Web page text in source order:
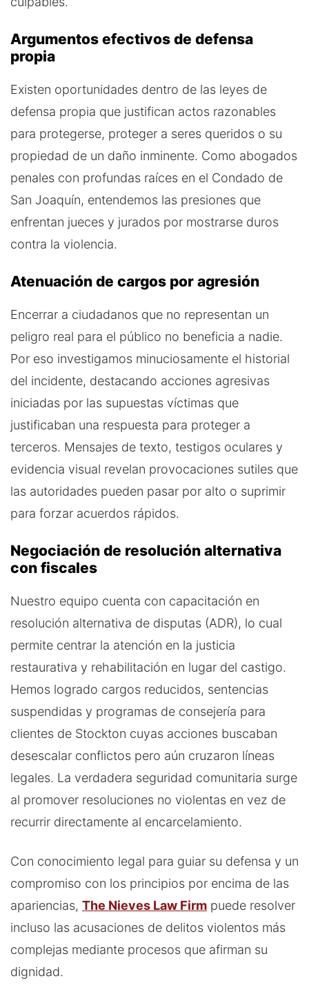
Argumentos efectivos de defensa
propia
Existen oportunidades dentro de las leyes de
defensa propia que justifican actos razonables
para protegerse, proteger a seres queridos o su
propiedad de un daño inminente. Como abogados
penales con profundas raíces en el Condado de
San Joaquín, entendemos las presiones que
enfrentan jueces y jurados por mostrarse duros
contra la violencia.
Atenuación de cargos por agresión
Encerrar a ciudadanos que no representan un
peligro real para el público no beneficia a nadie.
Por eso investigamos minuciosamente el historial
del incidente, destacando acciones agresivas
iniciadas por las supuestas víctimas que
justificaban una respuesta para proteger a
terceros. Mensajes de texto, testigos oculares y
evidencia visual revelan provocaciones sutiles que
las autoridades pueden pasar por alto o suprimir
para forzar acuerdos rápidos.
Negociación de resolución alternativa
con fiscales
Nuestro equipo cuenta con capacitación en
resolución alternativa de disputas (ADR), lo cual
permite centrar la atención en la justicia
restaurativa y rehabilitación en lugar del castigo.
Hemos logrado cargos reducidos, sentencias
suspendidas y programas de consejería para
clientes de Stockton cuyas acciones buscaban
desescalar conflictos pero aún cruzaron líneas
legales. La verdadera seguridad comunitaria surge
al promover resoluciones no violentas en vez de
recurrir directamente al encarcelamiento.
Con conocimiento legal para guiar su defensa y un
compromiso con los principios por encima de las
apariencias, The Nieves Law Firm puede resolver
incluso las acusaciones de delitos violentos más
complejas mediante procesos que afirman su
dignidad.